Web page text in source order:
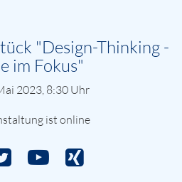
"Design-Thinking -
im Fokus"
2023, 8:30 Uhr
ist online